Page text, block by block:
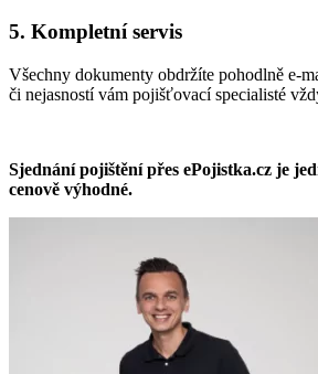
5. Kompletní servis
Všechny dokumenty obdržíte pohodlně e-
či nejasností vám pojišťovací specialisté
Sjednání pojištění přes ePojistka.cz je
cenově výhodné.